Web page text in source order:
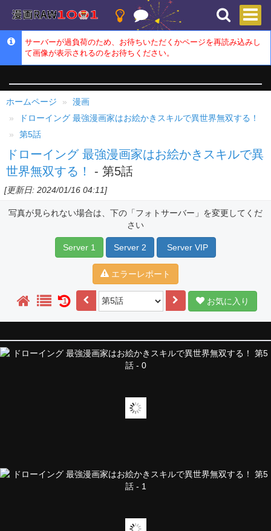
サーバーが過負荷のため、お待ちいただくかページを再読み込みし
て画像が表示されるのをお待ちください。
ホームページ
漫画
ドローイング 最強漫画家はお絵かきスキルで異世界無双する！
第5話
ドローイング 最強漫画家はお絵かきスキルで異
世界無双する！
- 第5話
[更新日: 2024/01/16 04:11]
写真が見られない場合は、下の「フォトサーバー」を変更してくだ
さい
Server 1 Server 2 Server VIP
エラーレポート
1 お気に入り